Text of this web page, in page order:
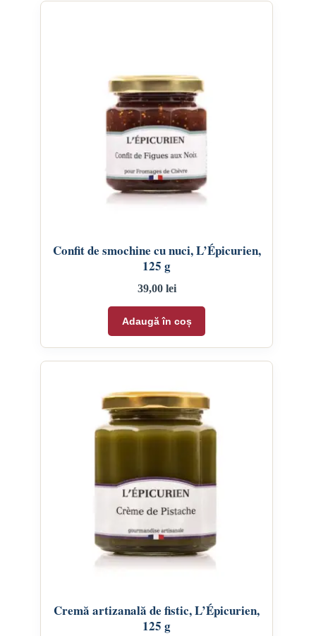
Confit de smochine cu nuci, L’Épicurien,
125 g
39,00 lei
Adaugă în coș
Cremă artizanală de fistic, L’Épicurien,
125 g